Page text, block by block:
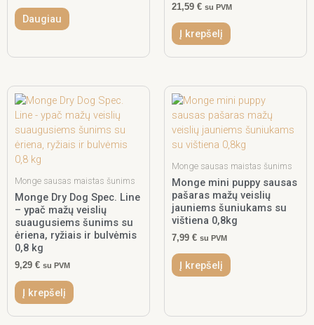
Daugiau
21,59 € su PVM
Į krepšelį
Monge sausas maistas šunims
Monge Dry Dog Spec. Line
– ypač mažų veislių
suaugusiems šunims su
ėriena, ryžiais ir bulvėmis
0,8 kg
9,29 € su PVM
Į krepšelį
Monge sausas maistas šunims
Monge mini puppy sausas
pašaras mažų veislių
jauniems šuniukams su
vištiena 0,8kg
7,99 € su PVM
Į krepšelį